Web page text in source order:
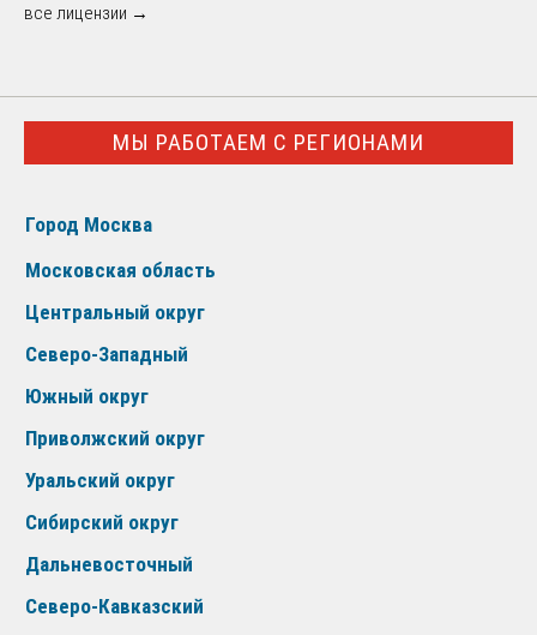
все лицензии →
МЫ РАБОТАЕМ С РЕГИОНАМИ
Город Москва
Московская область
Центральный округ
Северо-Западный
Южный округ
Приволжский округ
Уральский округ
Сибирский округ
Дальневосточный
Северо-Кавказский